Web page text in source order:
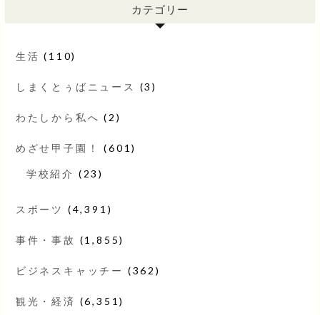
カテゴリー
生活 (110)
しまくとぅばニュース (3)
わたしから私へ (2)
めざせ甲子園！ (601)
学校紹介 (23)
スポーツ (4,391)
事件・事故 (1,855)
ビジネスキャッチー (362)
観光・経済 (6,351)